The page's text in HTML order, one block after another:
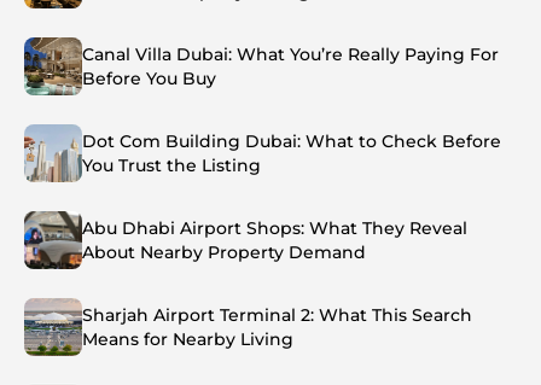
Canal Villa Dubai: What You’re Really Paying For
Before You Buy
Dot Com Building Dubai: What to Check Before
You Trust the Listing
Abu Dhabi Airport Shops: What They Reveal
About Nearby Property Demand
Sharjah Airport Terminal 2: What This Search
Means for Nearby Living